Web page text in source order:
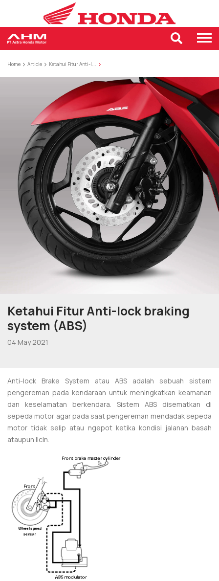
Home Article Ketahui Fitur Anti-l...
Ketahui Fitur Anti-lock braking
system (ABS)
04 May 2021
Anti-lock Brake System atau ABS adalah sebuah sistem
pengereman pada kendaraan untuk meningkatkan keamanan
dan keselamatan berkendara. Sistem ABS disematkan di
sepeda motor agar pada saat pengereman mendadak sepeda
motor tidak selip atau ngepot ketika kondisi jalanan basah
ataupun licin.